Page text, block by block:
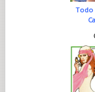
Todo